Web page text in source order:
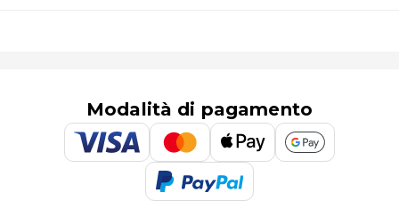
Modalità di pagamento